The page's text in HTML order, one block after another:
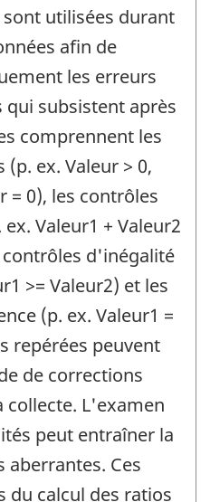
utilisées durant
afin de
les erreurs
qui subsistent après
comprennent les
ex. Valeur > 0,
= 0), les contrôles
Valeur1 + Valeur2
contrôles d'inégalité
>= Valeur2) et les
(p. ex. Valeur1 =
repérées peuvent
de corrections
collecte. L'examen
peut entraîner la
aberrantes. Ces
du calcul des ratios